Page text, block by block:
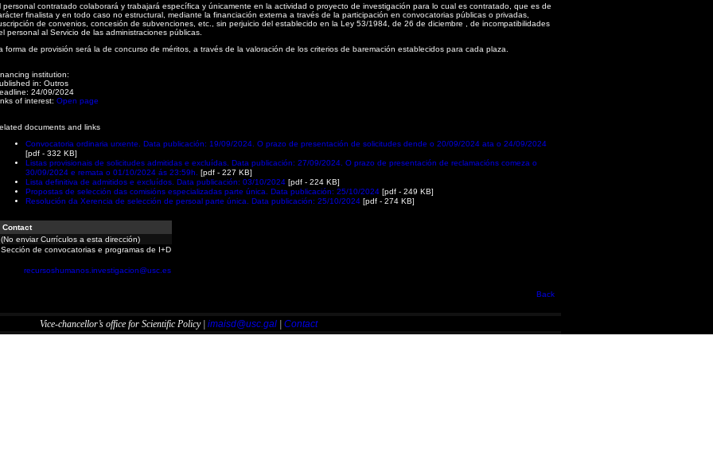
personal contratado colaborará y trabajará específica y únicamente en la actividad o proyecto de investigación para lo cual es contratado, que es de
finalista y en todo caso no estructural, mediante la financiación externa a través de la participación en convocatorias públicas o privadas,
de convenios, concesión de subvenciones, etc., sin perjuicio del establecido en la Ley 53/1984, de 26 de diciembre , de incompatibilidades
personal al Servicio de las administraciones públicas.
forma de provisión será la de concurso de méritos, a través de la valoración de los criterios de baremación establecidos para cada plaza.
institution:
in: Outros
24/09/2024
of interest: Open page
documents and links
Convocatoria ordinaria urxente. Data publicación: 19/09/2024. O prazo de presentación de solicitudes dende o 20/09/2024 ata o 24/09/2024
[pdf - 332 KB]
Listas provisionais de solicitudes admitidas e excluídas. Data publicación: 27/09/2024. O prazo de presentación de reclamacións comeza o
30/09/2024 e remata o 01/10/2024 ás 23:59h.
[pdf - 227 KB]
Lista definitiva de admitidos e excluídos. Data publicación: 03/10/2024 [pdf - 224 KB]
Propostas de selección das comisións especializadas parte única. Data publicación: 25/10/2024 [pdf - 249 KB]
Resolución da Xerencia de selección de persoal parte única. Data publicación: 25/10/2024 [pdf - 274 KB]
Contact
(No enviar Currículos a esta dirección)
Sección de convocatorias e programas de I+D
recursoshumanos.investigacion@usc.es
Back
Vice-chancellor’s office for Scientific Policy | imaisd@usc.gal| Contact